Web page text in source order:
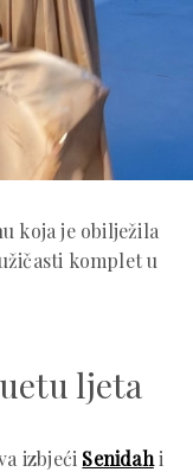
koja je obilježila
komplet u
ljeta
izbjeći Senidahi